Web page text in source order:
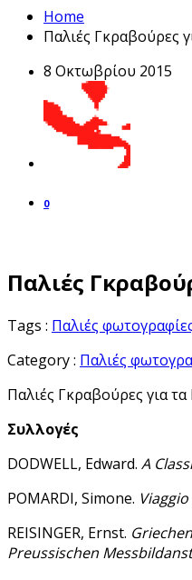
Home
Παλιές Γκραβούρες
8 Οκτωβρίου 2015
0
Παλιές
Tags : Παλιές
Category : Παλιές
Παλιές Γκραβούρες για
Συλλογές
DODWELL, Edward. A
POMARDI, Simone.
REISINGER, Ernst.
Preussischen